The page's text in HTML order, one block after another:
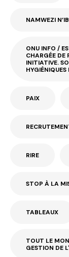
NAMWEZI
ONU INFO /
CHARGÉE DE
INITIATIVE.
PAIX
RIRE
STOP À LA
TABLEAUX
TOUT LE
GESTION DE